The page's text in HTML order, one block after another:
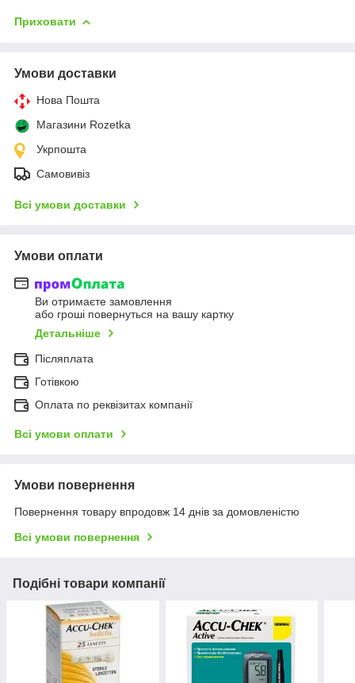
Приховати
Умови доставки
Нова Пошта
Магазини Rozetka
Укрпошта
Самовивіз
Всі умови доставки
Умови оплати
Ви отримаєте замовлення
або гроші повернуться на вашу картку
Детальніше
Післяплата
Готівкою
Оплата по реквізитах компанії
Всі умови оплати
Умови повернення
Повернення товару впродовж 14 днів за домовленістю
Всі умови повернення
Подібні товари компанії